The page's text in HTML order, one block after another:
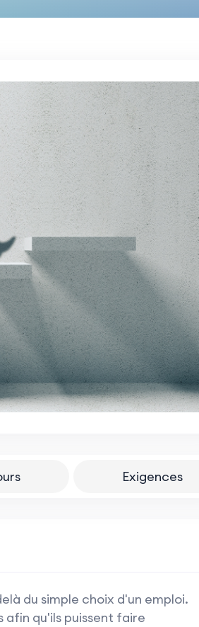
Exigences
du simple choix d'un emploi.
afin qu'ils puissent faire